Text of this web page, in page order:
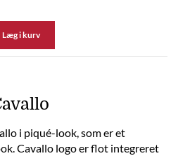
Læg i kurv
i piqué-look, som er et
Cavallo logo er flot integreret